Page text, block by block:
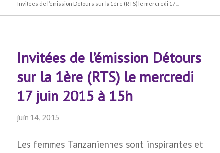
Invitées de l’émission Détours sur la 1ère (RTS) le mercredi 17 ...
Invitées de l’émission Détours
sur la 1ère (RTS) le mercredi
17 juin 2015 à 15h
juin 14, 2015
Les femmes Tanzaniennes sont inspirantes et